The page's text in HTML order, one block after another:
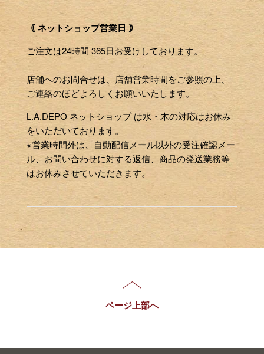
｟ ネットショップ営業日 ｠
ご注文は24時間 365日お受けしております。
店舗へのお問合せは、店舗営業時間をご参照の上、
ご連絡のほどよろしくお願いいたします。
L.A.DEPO ネットショップ は水・木の対応はお休み
をいただいております。
※営業時間外は、自動配信メール以外の受注確認メー
ル、お問い合わせに対する返信、商品の発送業務等
はお休みさせていただきます。
ページ上部へ